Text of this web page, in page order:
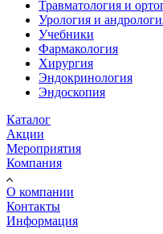
Травматология и
Урология и
Учебники
Фармакология
Хирургия
Эндокринология
Эндоскопия
Каталог
Акции
Мероприятия
Компания
О компании
Контакты
Информация